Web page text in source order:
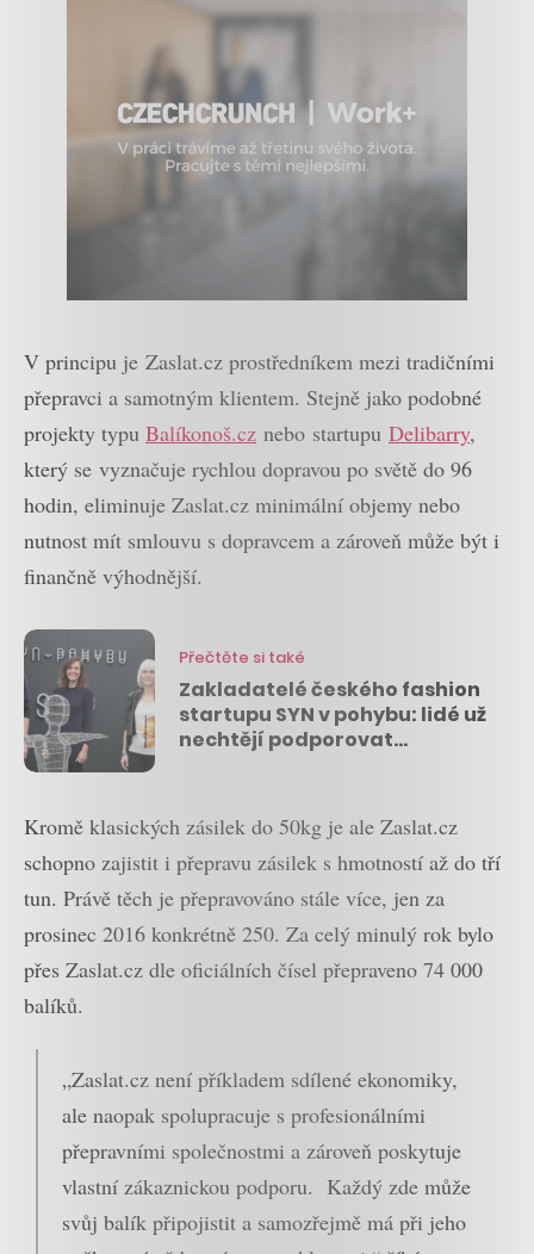
V principu je Zaslat.cz prostředníkem mezi tradičními
přepravci a samotným klientem. Stejně jako podobné
projekty typu Balíkonoš.cz nebo startupu Delibarry,
který se vyznačuje rychlou dopravou po světě do 96
hodin, eliminuje Zaslat.cz minimální objemy nebo
nutnost mít smlouvu s dopravcem a zároveň může být i
finančně výhodnější.
Přečtěte si také
Zakladatelé českého fashion
startupu SYN v pohybu: lidé už
nechtějí podporovat
Kromě klasických zásilek do 50kg je ale Zaslat.cz
schopno zajistit i přepravu zásilek s hmotností až do tří
tun. Právě těch je přepravováno stále více, jen za
prosinec 2016 konkrétně 250. Za celý minulý rok bylo
přes Zaslat.cz dle oficiálních čísel přepraveno 74 000
balíků.
„Zaslat.cz není příkladem sdílené ekonomiky,
ale naopak spolupracuje s profesionálními
přepravními společnostmi a zároveň poskytuje
vlastní zákaznickou podporu. Každý zde může
svůj balík připojistit a samozřejmě má při jeho